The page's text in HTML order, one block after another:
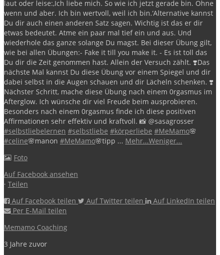
laut oder leise:‚Ich liebe mich. So wie ich jetzt gerade bin. Ohne
wenn und aber. Ich bin wertvoll, weil ich bin.‘Alternative kannst
Du dir auch einen anderen Satz sagen. Wichtig ist das er dir
etwas bedeutet. Atme ein paar mal tief ein und aus. Und
wiederhole das ganze solange Du magst. Bei dieser Übung gilt,
wie bei allen Übungen:- Fake it till you make it. - Es ist toll das
Du dir die Zeit genommen hast. Allein der Versuch zählt. ❣️Das
nächste Mal kannst Du diese Übung vor einem Spiegel und dir
dabei selbst in die Augen schauen und dir Lächeln schenken. ❣️
Nächster Schritt, mache diese Übung nach einem 0rgasmus im
Afterglow. Ich wünsche dir viel Freude beim ausprobieren.
Besonders nach einem 0rgasmus finde ich diese positiven
Affirmationen sehr effektiv und kraftvoll. 📸 @sasagrosser
#selbstliebelernen #selbstliebe #körperliebe #MeMamo🌸
#celine🌸manon #MeMamo🌸tipp ... Mehr...Weniger...
Foto
Auf Facebook ansehen
· Teilen
Auf Facebook teilen
Auf Twitter teilen
Auf LinkedIn teilen
Per E-Mail teilen
Memamo Coaching
3 Jahre zuvor